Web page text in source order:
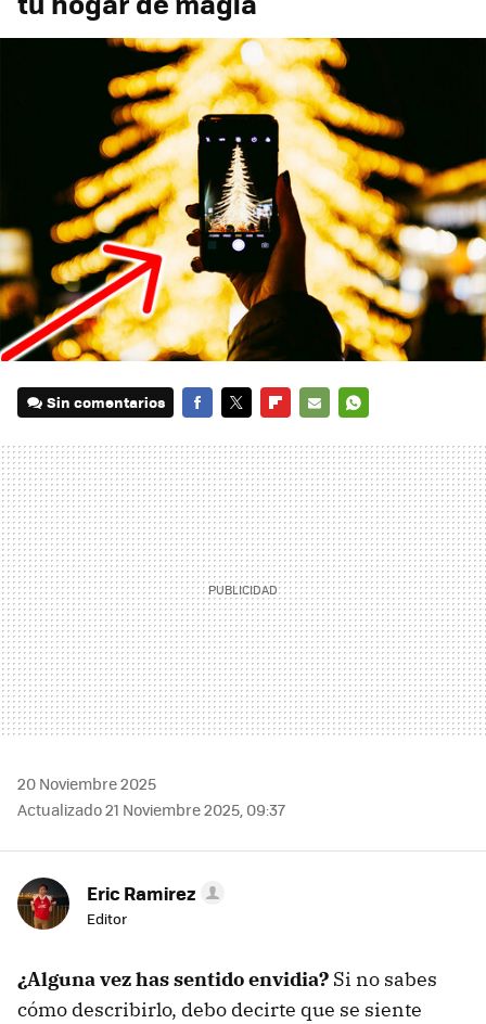
Sin comentarios
MAIL
20 Noviembre 2025
Actualizado 21 Noviembre 2025, 09:37
Eric Ramirez
Editor
¿Alguna vez has sentido envidia? Si no sabes
cómo describirlo, debo decirte que se siente